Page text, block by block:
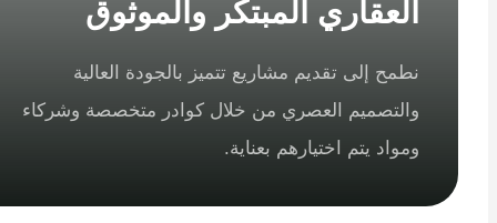
العقاري المبتكر والموثوق
نطمح إلى تقديم مشاريع تتميز بالجودة العالية
والتصميم العصري من خلال كوادر متخصصة وشركاء
ومواد يتم اختيارهم بعناية.